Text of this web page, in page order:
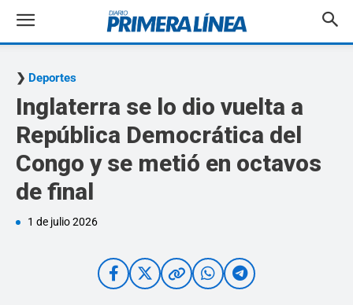
Deportes
Inglaterra se lo dio vuelta a
República Democrática del
Congo y se metió en octavos
de final
1 de julio 2026